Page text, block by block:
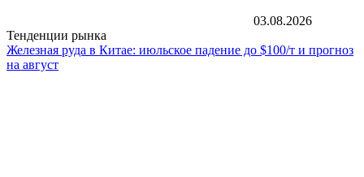
03.08.2026
Тенденции рынка
Железная руда в Китае: июльское падение до $100/т и прогноз
на август